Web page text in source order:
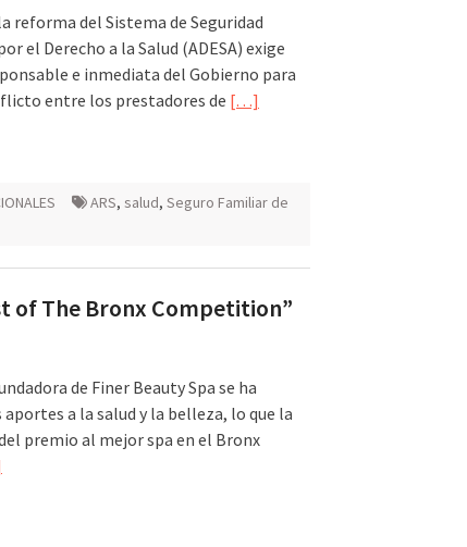
reforma del Sistema de Seguridad
el Derecho a la Salud (ADESA) exige
e inmediata del Gobierno para
entre los prestadores de […]
ARS, salud, Seguro Familiar de
of The Bronx Competition”
de Finer Beauty Spa se ha
aportes a la salud y la belleza, lo que la
premio al mejor spa en el Bronx